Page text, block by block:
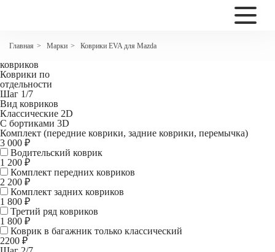
Главная > Марки > Коврики EVA для Mazda
Коврики EVA для Mazda 6 II (GH)
ковриков
Коврики по
отдельности
Шаг 1/7
Вид ковриков
Классические 2D
С бортиками 3D
Комплект (передние коврики, задние коврики, перемычка)
3 000 ₽
Водительский коврик
1 200 ₽
Комплект передних ковриков
2 200 ₽
Комплект задних ковриков
1 800 ₽
Третий ряд ковриков
1 800 ₽
Коврик в багажник только классический
2200 ₽